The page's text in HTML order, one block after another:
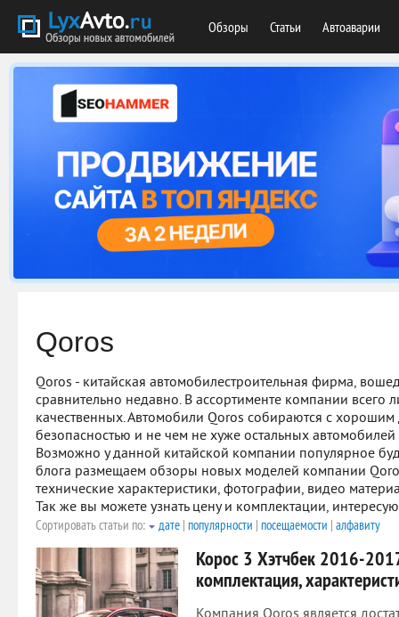
Обзоры Статьи Автоаварии
Qoros
Qoros - китайская автомобилестроительная фирма,
сравнительно недавно. В ассортименте компании всего
качественных. Автомобили Qoros собираются с
безопасностью и не чем не хуже остальных
Возможно у данной китайской компании популярное
блога размещаем обзоры новых моделей компании
технические характеристики, фотографии, видео
Так же вы можете узнать цену и комплектации,
Сортировать статьи по: дате | популярности | посещаемости | алфавиту
Корос 3 Хэтчбек 2016-
комплектация,